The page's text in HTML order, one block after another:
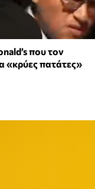
που τον
«κρύες πατάτες»